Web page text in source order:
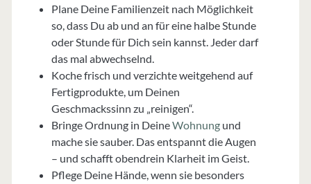
Plane Deine Familienzeit nach Möglichkeit
so, dass Du ab und an für eine halbe Stunde
oder Stunde für Dich sein kannst. Jeder darf
das mal abwechselnd.
Koche frisch und verzichte weitgehend auf
Fertigprodukte, um Deinen
Geschmackssinn zu „reinigen“.
Bringe Ordnung in DeineWohnungund
mache sie sauber. Das entspannt die Augen
– und schafft obendrein Klarheit im Geist.
Pflege Deine Hände, wenn sie besonders